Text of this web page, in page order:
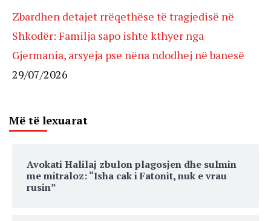
Zbardhen detajet rrëqethëse të tragjedisë në
Shkodër: Familja sapo ishte kthyer nga
Gjermania, arsyeja pse nëna ndodhej në banesë
29/07/2026
Më të lexuarat
Avokati Halilaj zbulon plagosjen dhe sulmin
me mitraloz: “Isha cak i Fatonit, nuk e vrau
rusin”